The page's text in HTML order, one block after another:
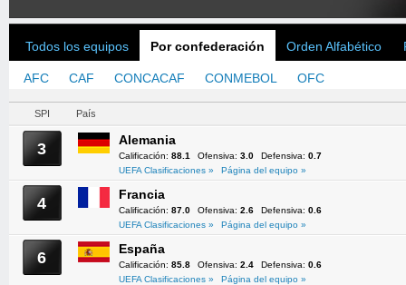
Todos los equipos Por confederación Orden Alfabético
AFC CAF CONCACAF CONMEBOL OFC
SPI País
3 Alemania
Calificación: 88.1 Ofensiva: 3.0 Defensiva: 0.7
UEFA Clasificaciones »
Página del equipo »
4 Francia
Calificación: 87.0 Ofensiva: 2.6 Defensiva: 0.6
UEFA Clasificaciones »
Página del equipo »
6 España
Calificación: 85.8 Ofensiva: 2.4 Defensiva: 0.6
UEFA Clasificaciones »
Página del equipo »